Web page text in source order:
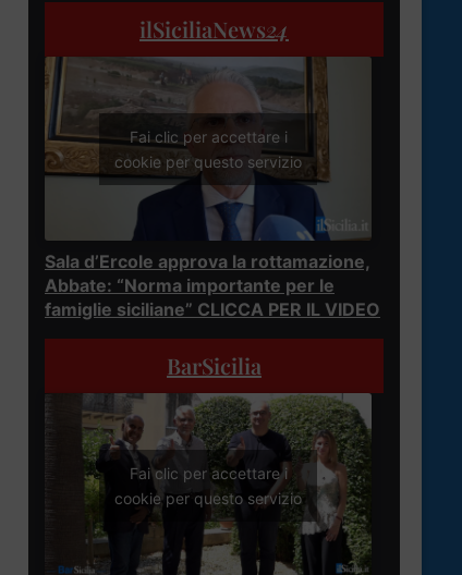
ilSiciliaNews24
Fai clic per accettare i
cookie per questo servizio
Sala d’Ercole approva la rottamazione,
Abbate: “Norma importante per le
famiglie siciliane” CLICCA PER IL VIDEO
BarSicilia
Fai clic per accettare i
cookie per questo servizio